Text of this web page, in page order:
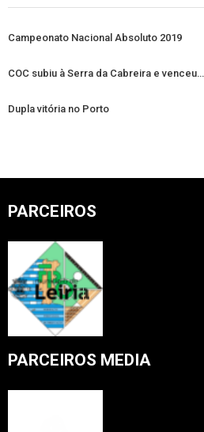
Campeonato Nacional Absoluto 2019
COC subiu à Serra da Cabreira e venceu…
Dupla vitória no Porto
PARCEIROS
PARCEIROS MEDIA